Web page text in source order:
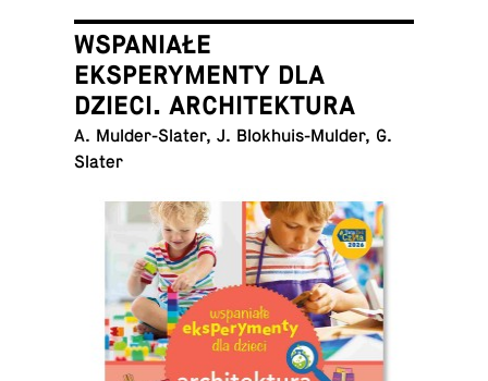
WSPANIAŁE
EKSPERYMENTY DLA
DZIECI. ARCHITEKTURA
A. Mul­der-Slater, J. Blokhuis-Mul­der, G.
Slater